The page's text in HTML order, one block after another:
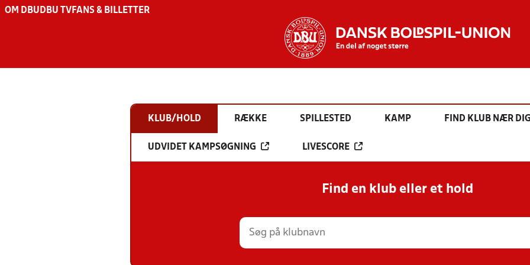
OM DBU DBU TV FANS & BILLETTER
KLUB/HOLD RÆKKE SPILLESTED KAMP FIND KLUB NÆR
UDVIDET KAMPSØGNING LIVESCORE
Find en klub eller et hold